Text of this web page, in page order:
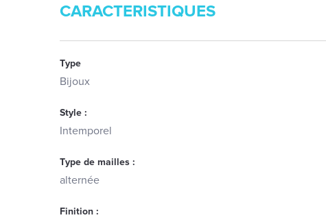
CARACTERISTIQUES
Type
Bijoux
Style :
Intemporel
Type de mailles :
alternée
Finition :